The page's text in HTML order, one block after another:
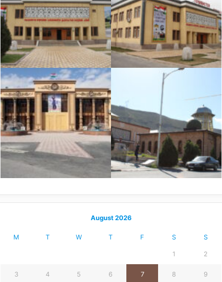
August 2026
M T W T F S S
1 2
3 4 5 6 7 8 9